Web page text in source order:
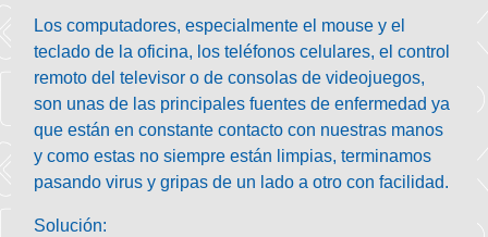
Los computadores, especialmente el mouse y el
teclado de la oficina, los teléfonos celulares, el control
remoto del televisor o de consolas de videojuegos,
son unas de las principales fuentes de enfermedad ya
que están en constante contacto con nuestras manos
y como estas no siempre están limpias, terminamos
pasando virus y gripas de un lado a otro con facilidad.
Solución: